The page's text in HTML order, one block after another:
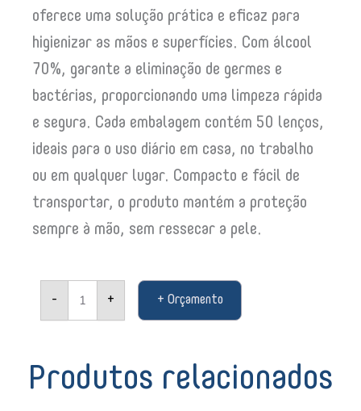
oferece uma solução prática e eficaz para
higienizar as mãos e superfícies. Com álcool
70%, garante a eliminação de germes e
bactérias, proporcionando uma limpeza rápida
e segura. Cada embalagem contém 50 lenços,
ideais para o uso diário em casa, no trabalho
ou em qualquer lugar. Compacto e fácil de
transportar, o produto mantém a proteção
sempre à mão, sem ressecar a pele.
-
umedecido
Coperalcool
(50
unidades)
+ + Orçamento
Produtos relacionados